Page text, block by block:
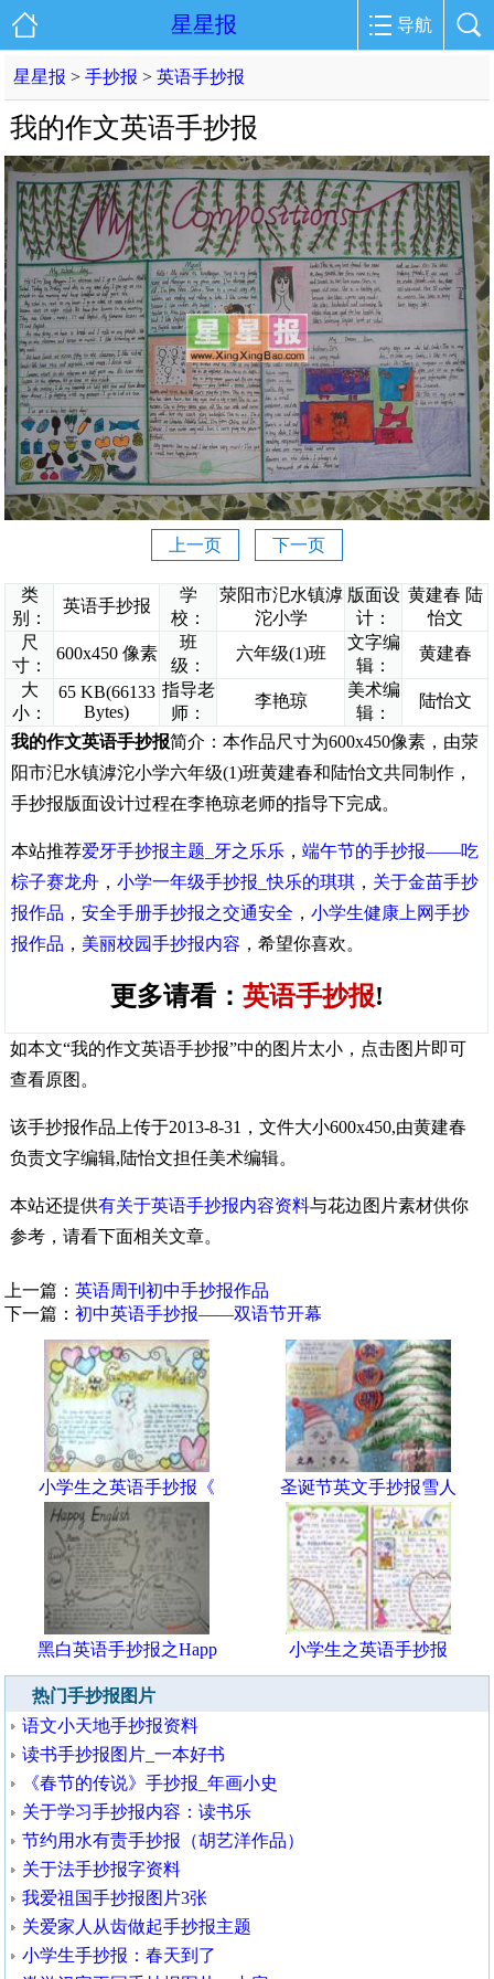
星星报 导航
星星报 >手抄报 >英语手抄报
我的作文英语手抄报
上一页 下一页
类
别：
英语手抄报
学
校：
荥阳市汜水镇滹
沱小学
版面设
计：
黄建春 陆
怡文
尺
寸：
600x450 像素
班
级：
六年级(1)班
文字编
辑：
黄建春
大
小：
65 KB(66133
Bytes)
指导老
师：
李艳琼
美术编
辑：
陆怡文
我的作文英语手抄报简介：本作品尺寸为600x450像素，由荥
阳市汜水镇滹沱小学六年级(1)班黄建春和陆怡文共同制作，
手抄报版面设计过程在李艳琼老师的指导下完成。
本站推荐爱牙手抄报主题_牙之乐乐 ，端午节的手抄报——吃
棕子赛龙舟 ，小学一年级手抄报_快乐的琪琪 ， 关于金苗手抄
报作品 ，安全手册手抄报之交通安全 ，小学生健康上网手抄
报作品 ， 美丽校园手抄报内容 ，希望你喜欢。
更多请看： 英语手抄报!
如本文“我的作文英语手抄报”中的图片太小，点击图片即可
查看原图。
该手抄报作品上传于2013-8-31，文件大小600x450,由黄建春
负责文字编辑,陆怡文担任美术编辑。
本站还提供有关于英语手抄报内容资料与花边图片素材供你
参考，请看下面相关文章。
上一篇：英语周刊初中手抄报作品
下一篇：初中英语手抄报——双语节开幕
小学生之英语手抄报《 圣诞节英文手抄报雪人
黑白英语手抄报之Happ 小学生之英语手抄报
热门手抄报图片
语文小天地手抄报资料
读书手抄报图片_一本好书
《春节的传说》手抄报_年画小史
关于学习手抄报内容：读书乐
节约用水有责手抄报（胡艺洋作品）
关于法手抄报字资料
我爱祖国手抄报图片3张
关爱家人从齿做起手抄报主题
小学生手抄报：春天到了